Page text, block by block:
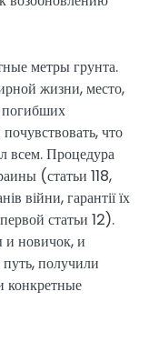
метры грунта.
жизни, место,
погибших
что
всем. Процедура
(статьи 118,
війни, гарантії їх
статьи 12).
и новичок, и
получили
конкретные